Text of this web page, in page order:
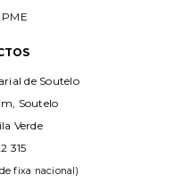
de Soutelo
Soutelo
Verde
315
fixa nacional)